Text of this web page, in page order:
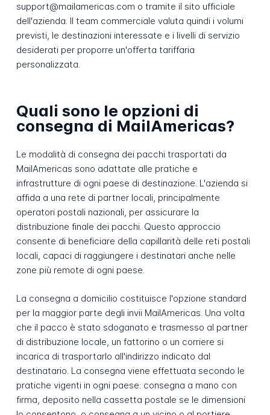
support@mailamericas.com o tramite il sito ufficiale
dell'azienda. Il team commerciale valuta quindi i volumi
previsti, le destinazioni interessate e i livelli di servizio
desiderati per proporre un'offerta tariffaria
personalizzata.
Quali sono le opzioni di
consegna di MailAmericas?
Le modalità di consegna dei pacchi trasportati da
MailAmericas sono adattate alle pratiche e
infrastrutture di ogni paese di destinazione. L'azienda si
affida a una rete di partner locali, principalmente
operatori postali nazionali, per assicurare la
distribuzione finale dei pacchi. Questo approccio
consente di beneficiare della capillarità delle reti postali
locali, capaci di raggiungere i destinatari anche nelle
zone più remote di ogni paese.
La consegna a domicilio costituisce l'opzione standard
per la maggior parte degli invii MailAmericas. Una volta
che il pacco è stato sdoganato e trasmesso al partner
di distribuzione locale, un fattorino o un corriere si
incarica di trasportarlo all'indirizzo indicato dal
destinatario. La consegna viene effettuata secondo le
pratiche vigenti in ogni paese: consegna a mano con
firma, deposito nella cassetta postale se le dimensioni